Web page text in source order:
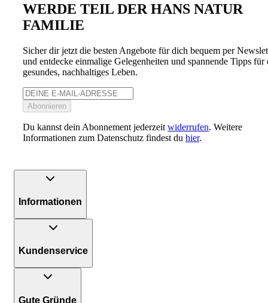
WERDE TEIL DER HANS NATUR
FAMILIE
Sicher dir jetzt die besten Angebote für dich bequem per
und entdecke einmalige Gelegenheiten und spannende Tipps für
gesundes, nachhaltiges Leben.
Abonnieren
Du kannst dein Abonnement jederzeit widerrufen. Weitere
Informationen zum Datenschutz findest du hier.
Informationen
Kundenservice
Gute Gründe